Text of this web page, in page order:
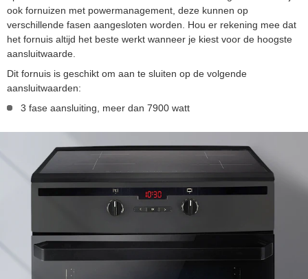
ook fornuizen met powermanagement, deze kunnen op
verschillende fasen aangesloten worden. Hou er rekening mee dat
het fornuis altijd het beste werkt wanneer je kiest voor de hoogste
aansluitwaarde.
Dit fornuis is geschikt om aan te sluiten op de volgende
aansluitwaarden:
3 fase aansluiting, meer dan 7900 watt